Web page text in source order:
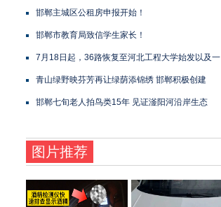
邯郸主城区公租房申报开始！
邯郸市教育局致信学生家长！
7月18日起，36路恢复至河北工程大学始发以及一
青山绿野映芬芳再让绿荫添锦绣 邯郸积极创建
邯郸七旬老人拍鸟类15年 见证滏阳河沿岸生态
图片推荐